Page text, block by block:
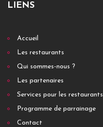
LIENS
Accueil
Les restaurants
Qui sommes-nous ?
Les partenaires
Services pour les restaurants
Programme de parrainage
Contact